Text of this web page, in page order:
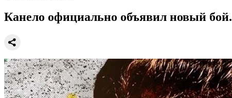
Канело официально объявил новый